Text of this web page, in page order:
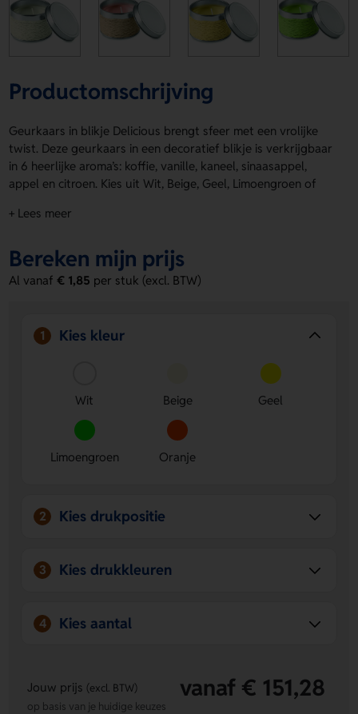
Productomschrijving
Geurkaars in blikje Delicious brengt sfeer met een vrolijke
twist. Deze geurkaars in een decoratief blikje is verkrijgbaar
in 6 heerlijke aroma’s: koffie, vanille, kaneel, sinaasappel,
appel en citroen. Kies uit Wit, Beige, Geel, Limoengroen of
Delicious is leuk om weg te geven of zelf neer te zetten.
voor een logo, naam of eigen ontwerp. Bestel of vraag een
prijs op.
Delicious
Leuke keuze in geur en kleur
meerdere frisse kleuren voor een speelse uitstraling.
Laat op de Top of
lid eenvoudig een logo, naam of eigen ontwerp
aanbrengen.
Compact en decoratief
Het blikje staat gezellig in elke
ruimte en is handig om cadeau te geven.
+ Lees meer
Bereken mijn prijs
Al vanaf€ 1,85 per stuk (excl. BTW)
1 Kies kleur
Wit Beige Geel
Limoengroen Oranje
2 Kies drukpositie
3 Kies drukkleuren
4 Kies aantal
Jouw prijs (excl. BTW) vanaf € 151,28
op basis van je huidige keuzes